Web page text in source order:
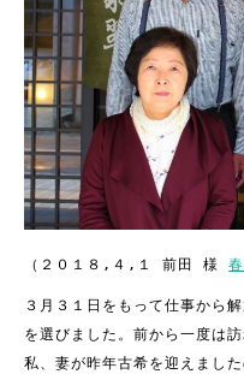
（２０１８,４,１ 前田 様
３月３１日をもって仕事から
を選びました。前から一度は
私、妻が昨年古希を迎えまし